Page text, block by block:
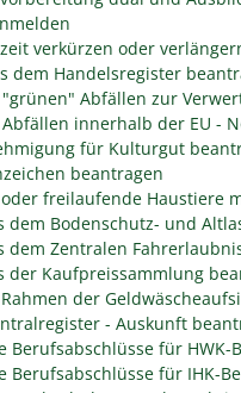
verkürzen oder
dem Handelsregister
Abfällen zur
innerhalb der EU -
für Kulturgut
beantragen
freilaufende Haustiere
dem Bodenschutz- und
dem Zentralen
der Kaufpreissammlung
der
- Auskunft
Berufsabschlüsse für HWK-
Berufsabschlüsse für IHK-